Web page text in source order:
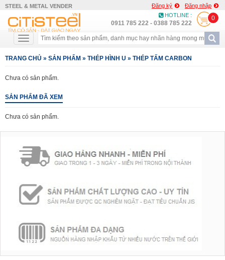
STEEL & METAL VENDER Đăng ký
Đăng nhập
HOTLINE :
0911 785 222 - 0388 785 222
0
TRANG CHỦ » SẢN PHẨM » THÉP HÌNH U » THÉP TẤM CARBON
Chưa có sản phẩm.
SẢN PHẨM ĐÃ XEM
Chưa có sản phẩm.